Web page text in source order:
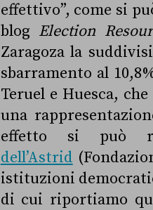
effettivo”, come si
blog Election
Zaragoza la
sbarramento al
Teruel e Huesca,
una
effetto si può
dell’Astrid
istituzioni
di cui riportiamo